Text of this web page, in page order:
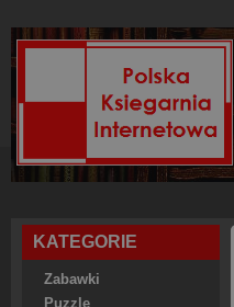
KATEGORIE
Zabawki
Puzzle